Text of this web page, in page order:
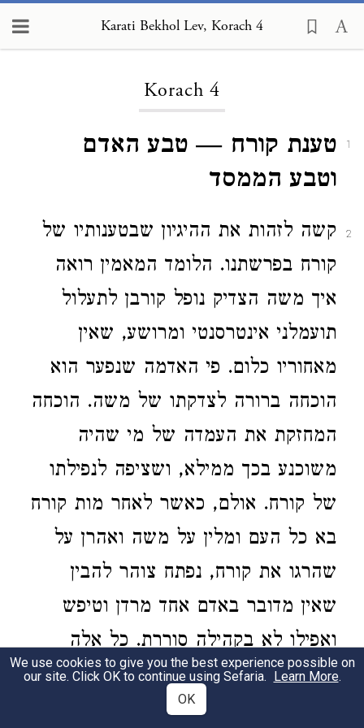
Karati Bekhol Lev, Korach 4
Korach 4
1
טענת קורח — טבע האדם
וטבע הממסד
2
קשה לזהות את ההיגיון שבטענותיו של
קורח בפרשתנו. הלומד המאמין רואה
איך משה הצדיק נופל קורבן לתעלול
תועמלני אינטרסנטי ומרושע, שאין
מאחוריו כלום. פי האדמה שנפער הוא
הוכחה ברורה לצדקתו של משה. הוכחה
המחזקת את העמדה של מי שהיה
משוכנע בכך ממילא, ושציפה לנפילתו
של קורח. אולם, כאשר לאחר מות קורח
בא כל העם ומלין על משה ואהרן על
שהרגו את קורח, נפתח צוהר להבין
שאין מדובר באדם אחד מרדן וטיפש
ואפילו לא בקהילה סוררת. כל אלה
מעוררים את החשד שלטענותיו של קורח
יש בסיס. טענותיו אינן מוזרות וחריגות,
We use cookies to give you the best experience possible on
our site. Click OK to continue using Sefaria. Learn More.
OK